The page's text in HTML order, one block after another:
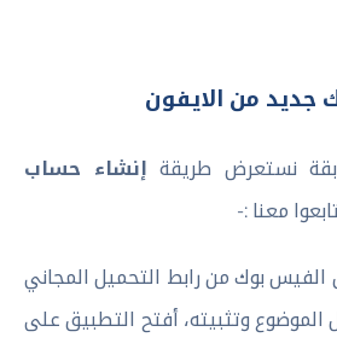
جديد من الايفون
نستعرض طريقة إنشاء حساب
معنا :-
بوك من رابط التحميل المجاني
وتثبيته، أفتح التطبيق على